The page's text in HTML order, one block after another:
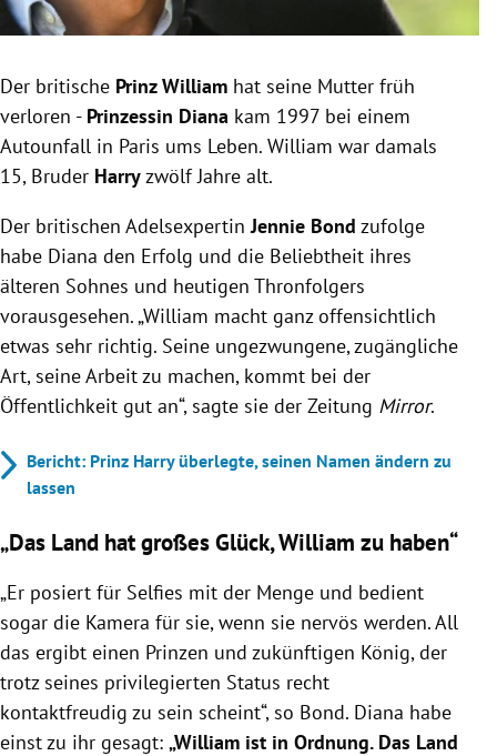
Untermenü
Untermenü
Der britische Prinz William hat seine Mutter früh
verloren - Prinzessin Diana kam 1997 bei einem
Autounfall in Paris ums Leben. William war damals
15, Bruder Harryzwölf Jahre alt.
Der britischen AdelsexpertinJennie Bond zufolge
habe Diana den Erfolg und die Beliebtheit ihres
älteren Sohnes und heutigen Thronfolgers
vorausgesehen. „William macht ganz offensichtlich
etwas sehr richtig. Seine ungezwungene, zugängliche
Art, seine Arbeit zu machen, kommt bei der
Öffentlichkeit gut an“, sagte sie der Zeitung Mirror.
Bericht: Prinz Harry überlegte, seinen Namen ändern zu
lassen
„Das Land hat großes Glück, William zu haben“
„Er posiert für Selfies mit der Menge und bedient
sogar die Kamera für sie, wenn sie nervös werden. All
das ergibt einen Prinzen und zukünftigen König, der
trotz seines privilegierten Status recht
kontaktfreudig zu sein scheint“, so Bond. Diana habe
einst zu ihr gesagt: „William ist in Ordnung. Das Land